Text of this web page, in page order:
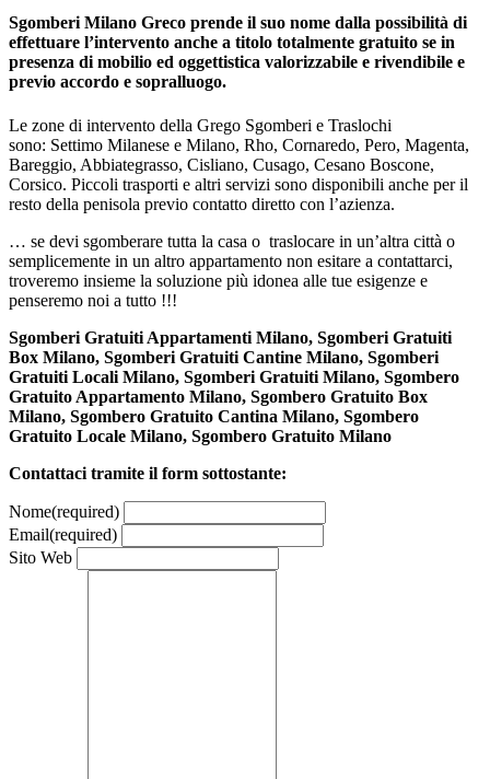
Sgomberi Milano Greco prende il suo nome dalla possibilità di
effettuare l’intervento anche a titolo totalmente gratuito se in
presenza di mobilio ed oggettistica valorizzabile e rivendibile e
previo accordo e sopralluogo.
Le zone di intervento della Grego Sgomberi e Traslochi
sono: Settimo Milanese e Milano, Rho, Cornaredo, Pero, Magenta,
Bareggio, Abbiategrasso, Cisliano, Cusago, Cesano Boscone,
Corsico. Piccoli trasporti e altri servizi sono disponibili anche per il
resto della penisola previo contatto diretto con l’azienza.
… se devi sgomberare tutta la casa o traslocare in un’altra città o
semplicemente in un altro appartamento non esitare a contattarci,
troveremo insieme la soluzione più idonea alle tue esigenze e
penseremo noi a tutto !!!
Sgomberi Gratuiti Appartamenti Milano, Sgomberi Gratuiti
Box Milano, Sgomberi Gratuiti Cantine Milano, Sgomberi
Gratuiti Locali Milano, Sgomberi Gratuiti Milano, Sgombero
Gratuito Appartamento Milano, Sgombero Gratuito Box
Milano, Sgombero Gratuito Cantina Milano, Sgombero
Gratuito Locale Milano, Sgombero Gratuito Milano
Contattaci tramite il form sottostante:
Nome(required)
Email(required)
Sito Web